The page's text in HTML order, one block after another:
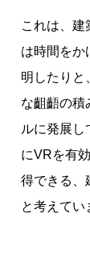
これは、
は時間をか
明したりと
な齟齬の積
ルに発展し
にVRを有
得できる、
と考えてい